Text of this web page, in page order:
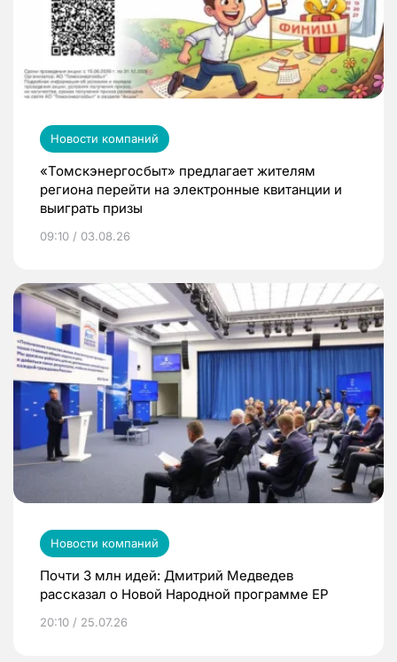
Новости компаний
«Томскэнергосбыт» предлагает жителям
региона перейти на электронные квитанции и
выиграть призы
09:10 / 03.08.26
Новости компаний
Почти 3 млн идей: Дмитрий Медведев
рассказал о Новой Народной программе ЕР
20:10 / 25.07.26